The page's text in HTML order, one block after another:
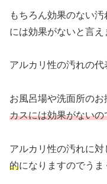
もちろん効果のない
には効果がないと言え
アルカリ性の汚れの代
お風呂場や洗面所の
カスには効果がないの
アルカリ性の汚れに対
的になりますのでうま